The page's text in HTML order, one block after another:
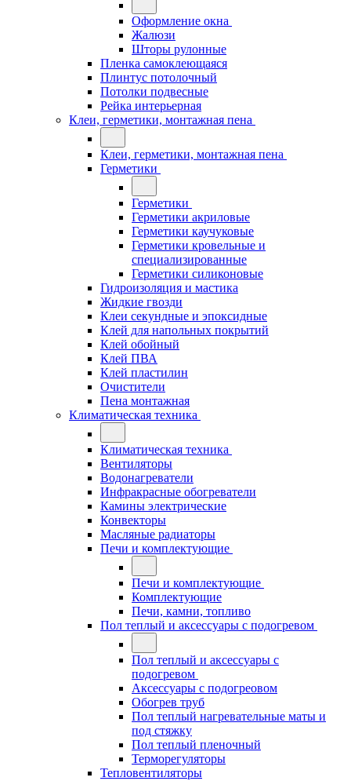
Оформление окна
Жалюзи
Шторы рулонные
Пленка самоклеющаяся
Плинтус потолочный
Потолки подвесные
Рейка интерьерная
Клеи, герметики, монтажная пена
Клеи, герметики, монтажная пена
Герметики
Герметики
Герметики акриловые
Герметики каучуковые
Герметики кровельные и
специализированные
Герметики силиконовые
Гидроизоляция и мастика
Жидкие гвозди
Клеи секундные и эпоксидные
Клей для напольных покрытий
Клей обойный
Клей ПВА
Клей пластилин
Очистители
Пена монтажная
Климатическая техника
Климатическая техника
Вентиляторы
Водонагреватели
Инфракрасные обогреватели
Камины электрические
Конвекторы
Масляные радиаторы
Печи и комплектующие
Печи и комплектующие
Комплектующие
Печи, камни, топливо
Пол теплый и аксессуары с подогревом
Пол теплый и аксессуары с
подогревом
Аксессуары с подогреовом
Обогрев труб
Пол теплый нагревательные маты и
под стяжку
Пол теплый пленочный
Терморегуляторы
Тепловентиляторы